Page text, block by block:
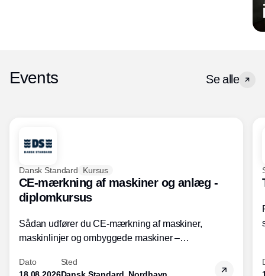
Events Se alle
Dansk Standard Kursus
CE-mærkning af maskiner og anlæg -
diplomkursus
Sådan udfører du CE-mærkning af maskiner,
maskinlinjer og ombyggede maskiner –
Dato
Sted